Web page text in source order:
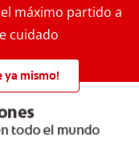
máximo partido a
cuidado
ya mismo!